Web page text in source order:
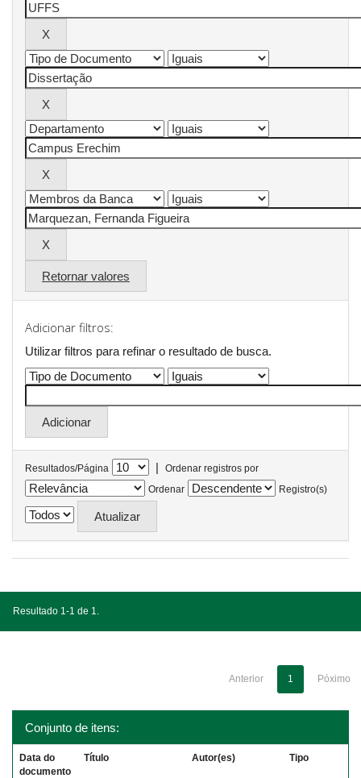
Retornar valores
Adicionar filtros:
Utilizar filtros para refinar o resultado de busca.
Resultados/Página |
Ordenar registros por
Ordenar
Registro(s)
Resultado 1-1 de 1.
Anterior 1 Póximo
Conjunto de itens:
Data do
documento
Título Autor(es) Tipo